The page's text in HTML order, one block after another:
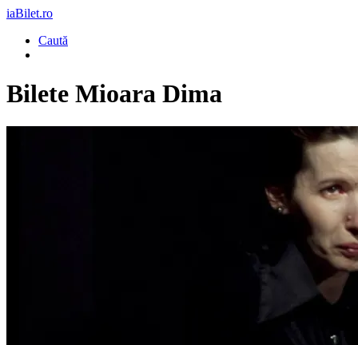
iaBilet.ro
Caută
Bilete Mioara Dima